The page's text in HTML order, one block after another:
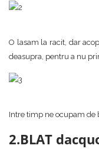
O lasam la racit, dar
deasupra, pentru a nu
Intre timp ne ocupam de
2.BLAT